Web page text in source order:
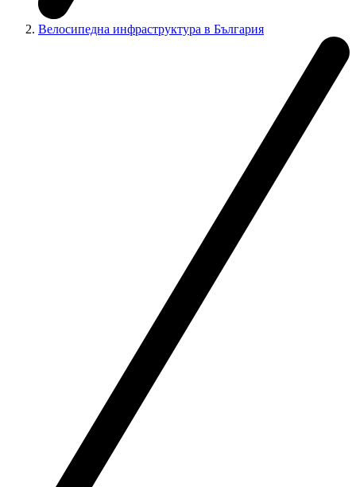
Велосипедна инфраструктура в България